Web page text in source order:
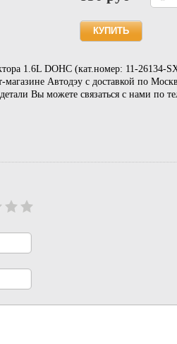
1.6L DOHC (кат.номер: 11-26134-
Автодэу с доставкой по
Вы можете связаться с нами по